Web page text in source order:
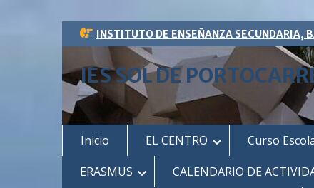
Saltar
al
contenido
INSTITUTO DE ENSEÑANZA SECUNDARIA,
IES SOL DE
Inicio EL CENTRO Curso
ERASMUS
CALENDARIO DE